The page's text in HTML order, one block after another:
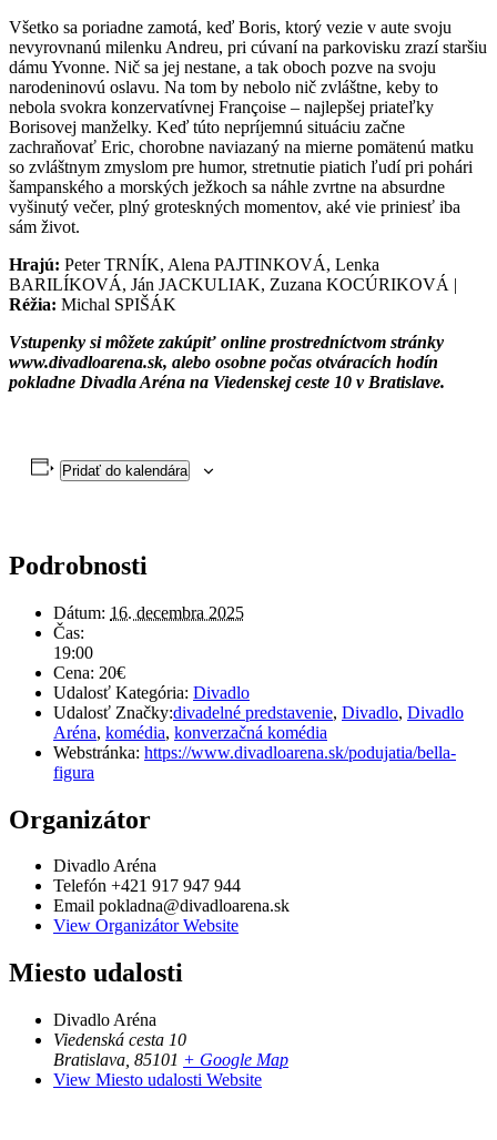
Všetko sa poriadne zamotá, keď Boris, ktorý vezie v aute svoju
nevyrovnanú milenku Andreu, pri cúvaní na parkovisku zrazí staršiu
dámu Yvonne. Nič sa jej nestane, a tak oboch pozve na svoju
narodeninovú oslavu. Na tom by nebolo nič zvláštne, keby to
nebola svokra konzervatívnej Françoise – najlepšej priateľky
Borisovej manželky. Keď túto nepríjemnú situáciu začne
zachraňovať Eric, chorobne naviazaný na mierne pomätenú matku
so zvláštnym zmyslom pre humor, stretnutie piatich ľudí pri pohári
šampanského a morských ježkoch sa náhle zvrtne na absurdne
vyšinutý večer, plný groteskných momentov, aké vie priniesť iba
sám život.
Hrajú: Peter TRNÍK, Alena PAJTINKOVÁ, Lenka
BARILÍKOVÁ, Ján JACKULIAK, Zuzana KOCÚRIKOVÁ |
Réžia: Michal SPIŠÁK
Vstupenky si môžete zakúpiť online prostredníctvom stránky
www.divadloarena.sk, alebo osobne počas otváracích hodín
pokladne Divadla Aréna na Viedenskej ceste 10 v Bratislave.
Pridať do kalendára
Podrobnosti
Dátum: 16. decembra 2025
Čas:
19:00
Cena: 20€
Udalosť Kategória: Divadlo
Udalosť Značky:divadelné predstavenie, Divadlo, Divadlo
Aréna, komédia, konverzačná komédia
Webstránka: https://www.divadloarena.sk/podujatia/bella-
figura
Organizátor
Divadlo Aréna
Telefón +421 917 947 944
Email pokladna@divadloarena.sk
View Organizátor Website
Miesto udalosti
Divadlo Aréna
Viedenská cesta 10
Bratislava 85101 + Google Map
View Miesto udalosti Website